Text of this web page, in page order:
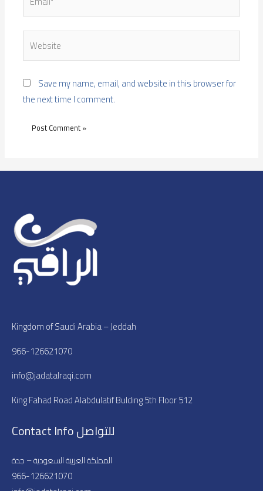
Save my name, email, and website in this browser for
the next time I comment.
Kingdom of Saudi Arabia – Jeddah
966-126621070
info@jadatalraqi.com
King Fahad Road Alabdulatif Bulding 5th Floor 512
Contact Info للتواصل
المملكة العربية السعودية – جدة
966-126621070